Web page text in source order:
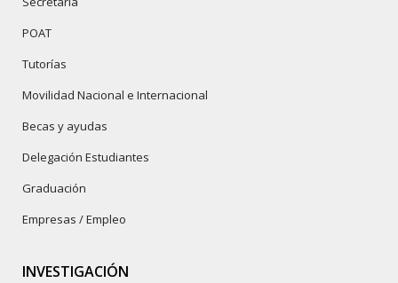
POAT
Tutorías
Movilidad Nacional e Internacional
Becas y ayudas
Delegación Estudiantes
Graduación
Empresas / Empleo
INVESTIGACIÓN